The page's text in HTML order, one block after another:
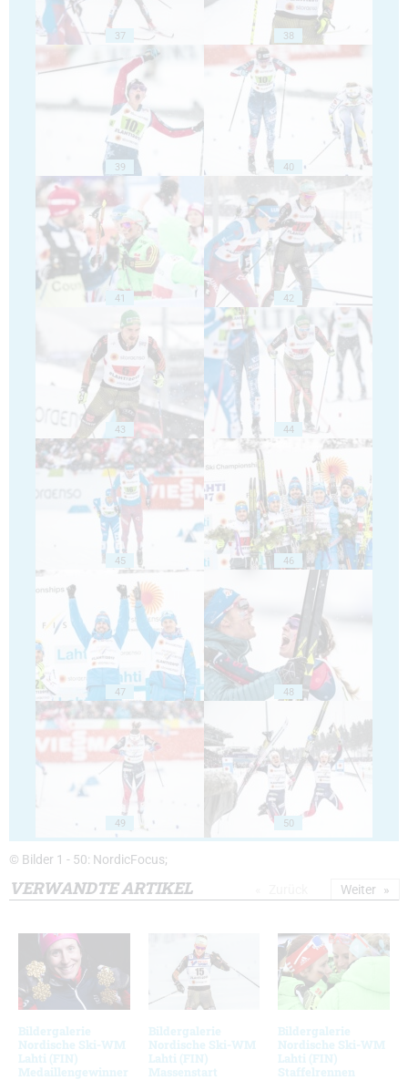
37 38
39 40
41 42
43 44
45 46
47 48
49 50
© Bilder 1 - 50: NordicFocus;
VERWANDTE ARTIKEL
Bildergalerie
Nordische Ski-WM
Lahti (FIN)
Medaillengewinner
Bildergalerie
Nordische Ski-WM
Lahti (FIN)
Massenstart
Bildergalerie
Nordische Ski-WM
Lahti (FIN)
Staffelrennen
Weiter